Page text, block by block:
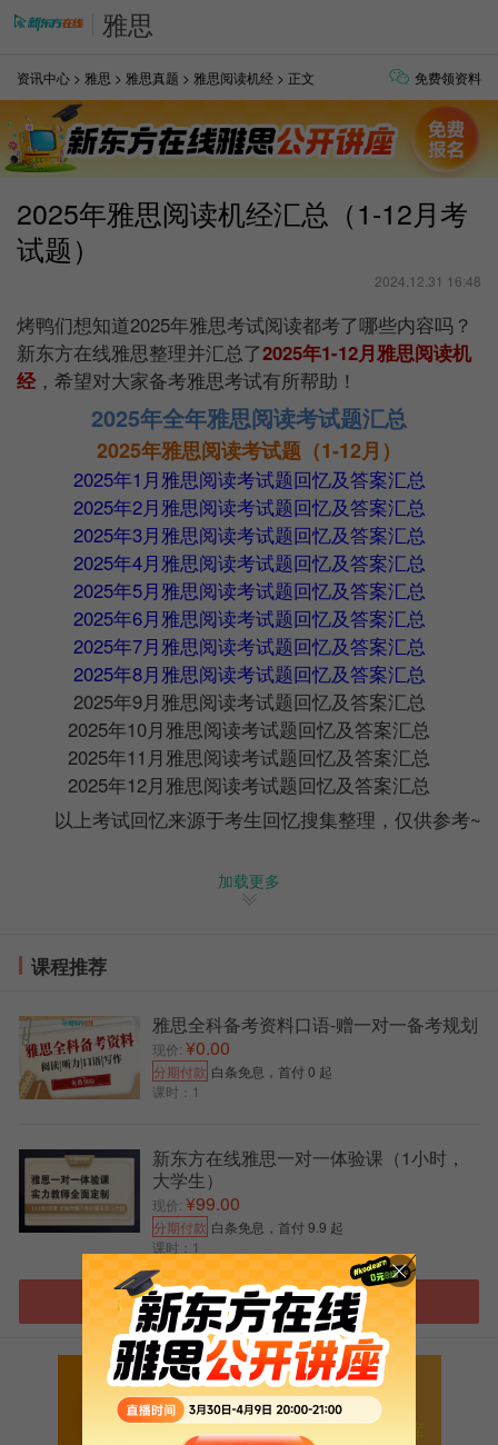
雅思
资讯中心 > 雅思 > 雅思真题 > 雅思阅读机经 > 正文 免费领资料
2025年雅思阅读机经汇总（1-12月考
试题）
2024.12.31 16:48
烤鸭们想知道2025年雅思考试阅读都考了哪些内容吗？
新东方在线雅思整理并汇总了2025年1-12月雅思阅读机
经 ，希望对大家备考雅思考试有所帮助！
2025年全年雅思阅读考试题汇总
2025年雅思阅读考试题（1-12月）
2025年1月雅思阅读考试题回忆及答案汇总
2025年2月雅思阅读考试题回忆及答案汇总
2025年3月雅思阅读考试题回忆及答案汇总
2025年4月雅思阅读考试题回忆及答案汇总
2025年5月雅思阅读考试题回忆及答案汇总
2025年6月雅思阅读考试题回忆及答案汇总
2025年7月雅思阅读考试题回忆及答案汇总
2025年8月雅思阅读考试题回忆及答案汇总
2025年9月雅思阅读考试题回忆及答案汇总
2025年10月雅思阅读考试题回忆及答案汇总
2025年11月雅思阅读考试题回忆及答案汇总
2025年12月雅思阅读考试题回忆及答案汇总
以上考试回忆来源于考生回忆搜集整理，仅供参考~
【2025年雅思考试机经-点击免费领取】
【雅思免费试听课-0元领取】
加载更多
课程推荐
雅思全科备考资料口语-赠一对一备考规划
现价: ¥0.00
分期付款 白条免息，首付 0 起
课时：1
新东方在线雅思一对一体验课（1小时，
大学生）
现价: ¥99.00
分期付款 白条免息，首付 9.9 起
课时：1
进入雅思选课中心
扫码添加助教号
免费获取最新雅思口语题库